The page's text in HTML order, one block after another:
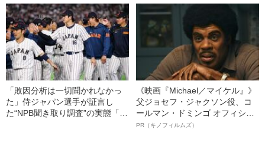
女子（24）が語る、驚愕の食生
活
い」と息絶えた少年…原爆投下
直後に“広島の離島で起きていた
知られざる被害の実情
「敗因分析は一切聞かれなかっ
た」侍ジャパン選手が証言し
た“NPB聞き取り調査”の実態「選
《映画『Michael／マイケル』》
父ジョセフ・ジャクソン役、コ
ールマン・ドミンゴ オフィシャ
ルインタビュー“観客を魅了した
PR（キノフィルムズ）